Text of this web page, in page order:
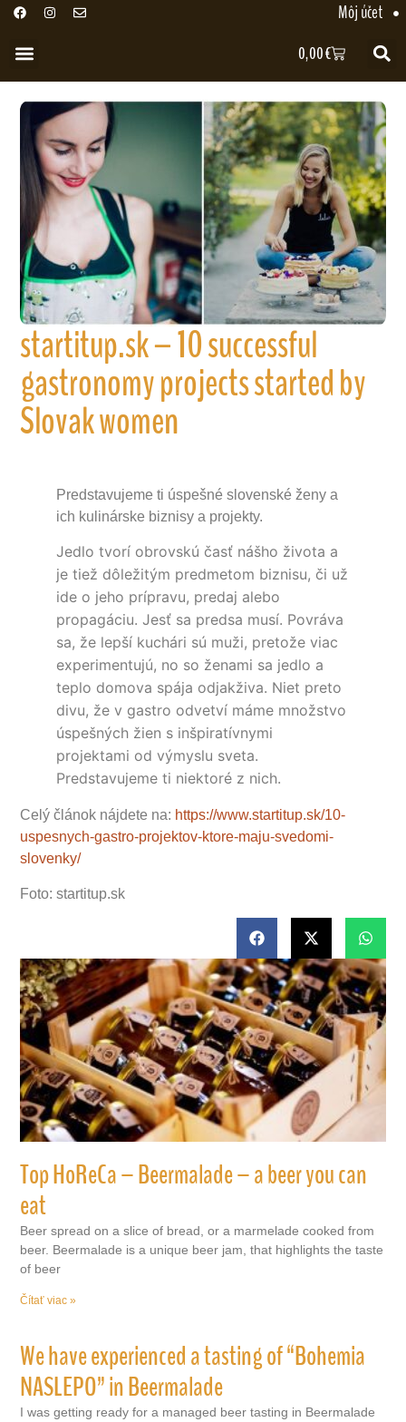
Môj účet
0,00€
startitup.sk – 10 successful
gastronomy projects started by
Slovak women
Predstavujeme ti úspešné slovenské ženy a
ich kulinárske biznisy a projekty.
Jedlo tvorí obrovskú časť nášho života a
je tiež dôležitým predmetom biznisu, či už
ide o jeho prípravu, predaj alebo
propagáciu. Jesť sa predsa musí. Povráva
sa, že lepší kuchári sú muži, pretože viac
experimentujú, no so ženami sa jedlo a
teplo domova spája odjakživa. Niet preto
divu, že v gastro odvetví máme množstvo
úspešných žien s inšpiratívnymi
projektami od výmyslu sveta.
Predstavujeme ti niektoré z nich.
Celý článok nájdete na: https://www.startitup.sk/10-
uspesnych-gastro-projektov-ktore-maju-svedomi-
slovenky/
Foto: startitup.sk
Top HoReCa – Beermalade – a beer you can
eat
Beer spread on a slice of bread, or a marmelade cooked from
beer. Beermalade is a unique beer jam, that highlights the taste
of beer
Čítať viac »
We have experienced a tasting of “Bohemia
NASLEPO” in Beermalade
I was getting ready for a managed beer tasting in Beermalade